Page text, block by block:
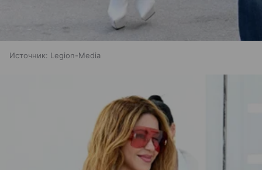
Источник: Legion-Media